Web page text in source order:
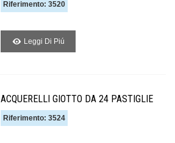
Riferimento: 3520
Leggi Di Piú
ACQUERELLI GIOTTO DA 24 PASTIGLIE
Riferimento: 3524